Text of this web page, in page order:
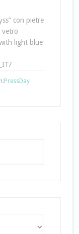
con pietre
vetro
light blue
PressDay